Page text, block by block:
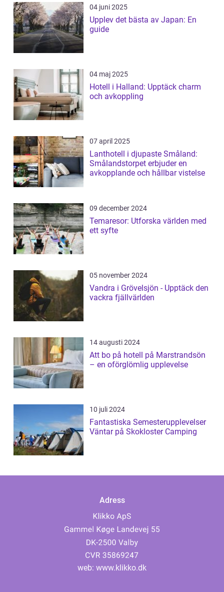
04 juni 2025
Upplev det bästa av Japan: En
guide
04 maj 2025
Hotell i Halland: Upptäck charm
och avkoppling
07 april 2025
Lanthotell i djupaste Småland:
Smålandstorpet erbjuder en
avkopplande och hållbar vistelse
09 december 2024
Temaresor: Utforska världen med
ett syfte
05 november 2024
Vandra i Grövelsjön - Upptäck den
vackra fjällvärlden
14 augusti 2024
Att bo på hotell på Marstrandsön
– en oförglömlig upplevelse
10 juli 2024
Fantastiska Semesterupplevelser
Väntar på Skokloster Camping
Adress
web: www.klikko.dk